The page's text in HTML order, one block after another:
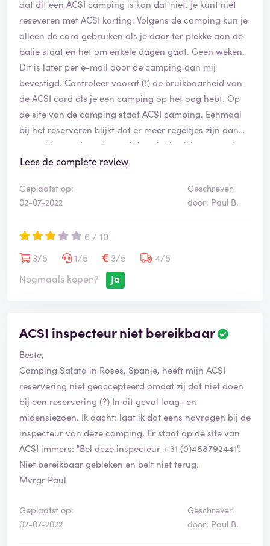
dat dit een ACSI camping is kan dat niet. Je kunt niet
reseveren met ACSI korting. Volgens de camping kun je
alleen de card gebruiken als je daar ter plekke aan de
balie staat en het om enkele dagen gaat. Geen weken.
Dit is later per e-mail door de camping aan mij
bevestigd. Controleer vooraf (!) de bruikbaarheid van
de ACSI card als je een camping op het oog hebt. Op
de site van de camping staat ACSI camping. Eenmaal
bij het reserveren blijkt dat er meer regeltjes zijn dan
vermeld waardoor de card dus niet bruikbaar was in
mijn geval. Abonnement ACSI heb ik opgezegd.
Lees de complete review
Geplaatst op:
02-07-2022
Geschreven
door: Paul B.
6 / 10
3/5
1/5 3/5
4/5
Nogmaals kopen?
Ja
ACSI inspecteur niet bereikbaar
Beste,
Camping Salata in Roses, Spanje, heeft mijn ACSI
reservering niet geaccepteerd omdat zij dat niet doen
bij een reservering (?) In dit geval laag- en
midensiezoen. Ik dacht: laat ik dat eens navragen bij de
inspecteur van deze camping. Er staat op de site van
ACSI immers: "Bel deze inspecteur + 31 (0)488792441".
Niet bereikbaar gebleken en belt niet terug.
Mvrgr Paul
Geplaatst op:
02-07-2022
Geschreven
door: Paul B.